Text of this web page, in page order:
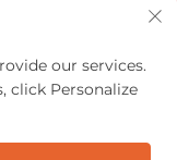
ОТПРАВИТЬ
our services.
click Personalize